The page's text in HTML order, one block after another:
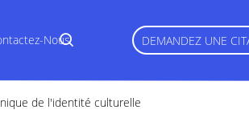
Nous DEMANDEZ UNE
de l'identité culturelle